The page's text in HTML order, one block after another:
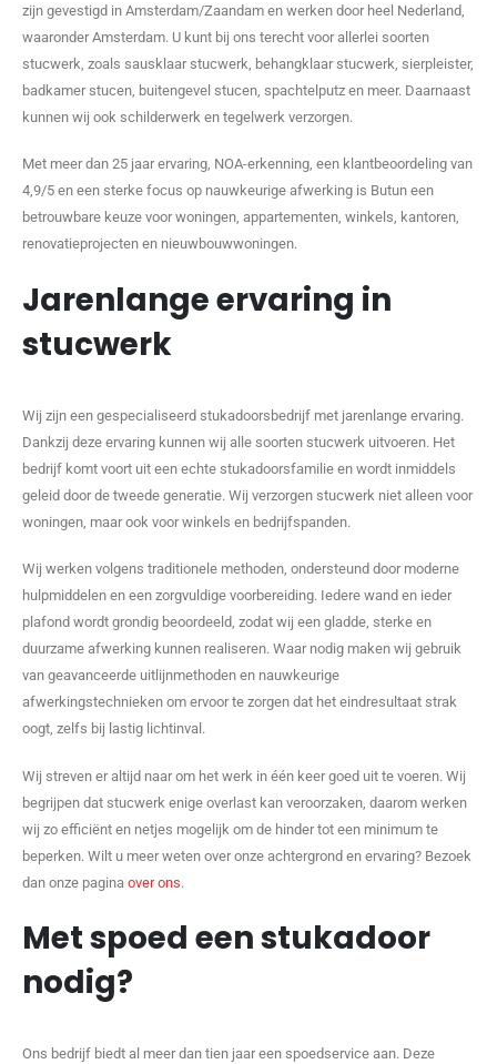
zijn gevestigd in Amsterdam/Zaandam en werken door heel Nederland,
waaronder Amsterdam. U kunt bij ons terecht voor allerlei soorten
stucwerk, zoals sausklaar stucwerk, behangklaar stucwerk, sierpleister,
badkamer stucen, buitengevel stucen, spachtelputz en meer. Daarnaast
kunnen wij ook schilderwerk en tegelwerk verzorgen.
Met meer dan 25 jaar ervaring, NOA-erkenning, een klantbeoordeling van
4,9/5 en een sterke focus op nauwkeurige afwerking is Butun een
betrouwbare keuze voor woningen, appartementen, winkels, kantoren,
renovatieprojecten en nieuwbouwwoningen.
Jarenlange ervaring in
stucwerk
Wij zijn een gespecialiseerd stukadoorsbedrijf met jarenlange ervaring.
Dankzij deze ervaring kunnen wij alle soorten stucwerk uitvoeren. Het
bedrijf komt voort uit een echte stukadoorsfamilie en wordt inmiddels
geleid door de tweede generatie. Wij verzorgen stucwerk niet alleen voor
woningen, maar ook voor winkels en bedrijfspanden.
Wij werken volgens traditionele methoden, ondersteund door moderne
hulpmiddelen en een zorgvuldige voorbereiding. Iedere wand en ieder
plafond wordt grondig beoordeeld, zodat wij een gladde, sterke en
duurzame afwerking kunnen realiseren. Waar nodig maken wij gebruik
van geavanceerde uitlijnmethoden en nauwkeurige
afwerkingstechnieken om ervoor te zorgen dat het eindresultaat strak
oogt, zelfs bij lastig lichtinval.
Wij streven er altijd naar om het werk in één keer goed uit te voeren. Wij
begrijpen dat stucwerk enige overlast kan veroorzaken, daarom werken
wij zo efficiënt en netjes mogelijk om de hinder tot een minimum te
beperken. Wilt u meer weten over onze achtergrond en ervaring? Bezoek
dan onze pagina over ons.
Met spoed een stukadoor
nodig?
Ons bedrijf biedt al meer dan tien jaar een spoedservice aan. Deze